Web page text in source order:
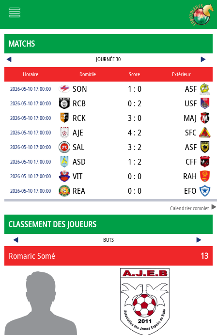
MATCHS
JOURNÉE 30
Horaire Domicile Score
Extérieur
2026-05-10 17:00:00
SON 1 : 0 ASF
2026-05-10 17:00:00 RCB 0 : 2 USF
2026-05-10 17:00:00 RCK 3 : 0 MAJ
2026-05-10 17:00:00 AJE 4 : 2 SFC
2026-05-10 17:00:00 SAL 3 : 2 ASF
2026-05-10 17:00:00 ASD 1 : 2 CFF
2026-05-10 17:00:00 VIT 0 : 0 RAH
2026-05-10 17:00:00 REA 0 : 0 EFO
Calendrier complet
CLASSEMENT DES JOUEURS
BUTS
13
Romaric Somé